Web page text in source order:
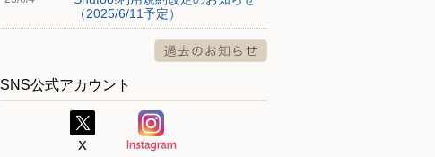
（2025/6/11予定）
SNS公式アカウント